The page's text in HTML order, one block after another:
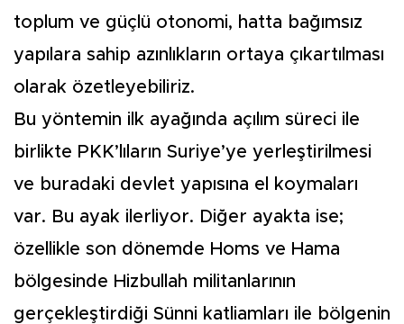
toplum ve güçlü otonomi, hatta bağımsız
yapılara sahip azınlıkların ortaya çıkartılması
olarak özetleyebiliriz.
Bu yöntemin ilk ayağında açılım süreci ile
birlikte PKK’lıların Suriye’ye yerleştirilmesi
ve buradaki devlet yapısına el koymaları
var. Bu ayak ilerliyor. Diğer ayakta ise;
özellikle son dönemde Homs ve Hama
bölgesinde Hizbullah militanlarının
gerçekleştirdiği Sünni katliamları ile bölgenin